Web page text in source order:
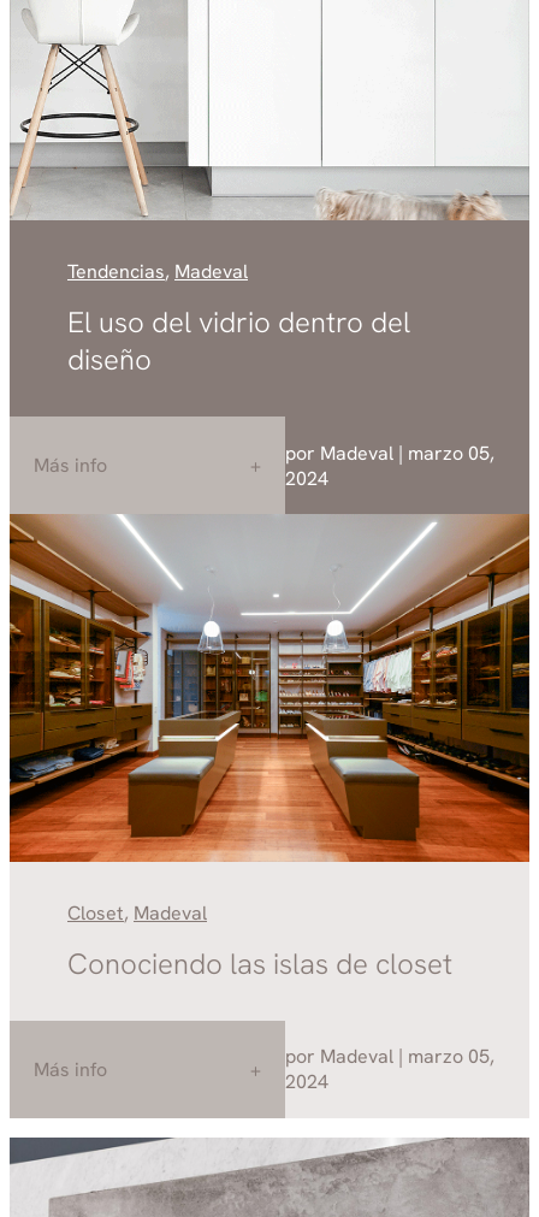
Tendencias, Madeval
El uso del vidrio dentro del
diseño
Más info
por Madeval | marzo 05,
2024
Closet, Madeval
Conociendo las islas de closet
Más info
por Madeval | marzo 05,
2024